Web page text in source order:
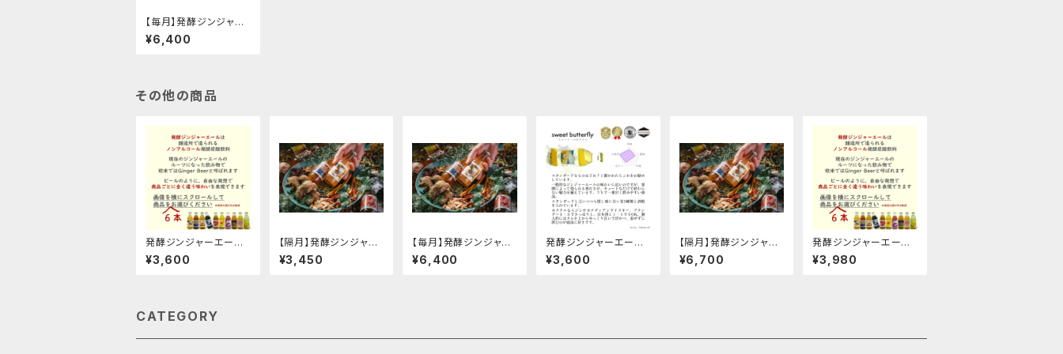
【毎月】発酵ジンジャー
エール１２本定期便
¥6,400
その他の商品
発酵ジンジャーエール
６本お選びくださいセッ
ト
¥3,600
【隔月】発酵ジンジャー
エール６本定期便
¥3,450
【毎月】発酵ジンジャー
エール１２本定期便
¥6,400
発酵ジンジャーエール
定番３種の６本セット
¥3,600
【隔月】発酵ジンジャー
エール１２本定期便
¥6,700
発酵ジンジャーエール
６本お選びくださいギフ
ト箱セット
¥3,980
CATEGORY